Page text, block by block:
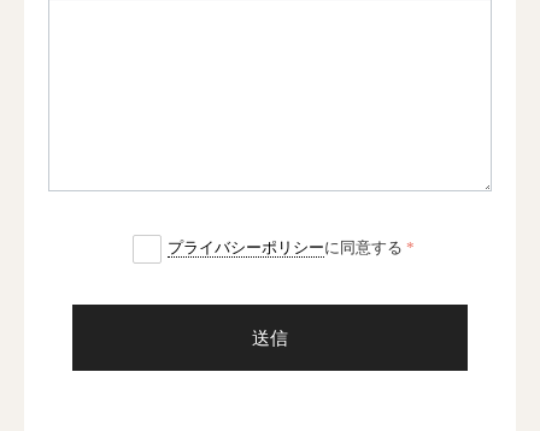
プライバシーポリシーに同意する
送信